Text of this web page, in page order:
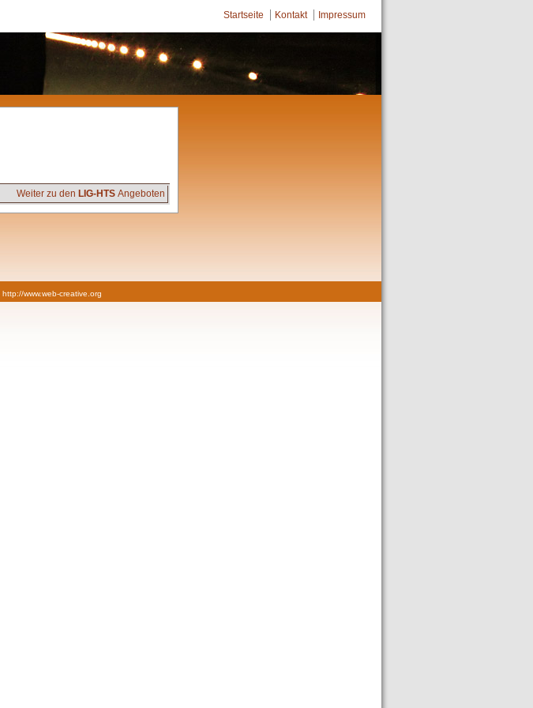
Startseite Kontakt Impressum
Weiter zu den LIG-HTS Angeboten
http://www.web-creative.org